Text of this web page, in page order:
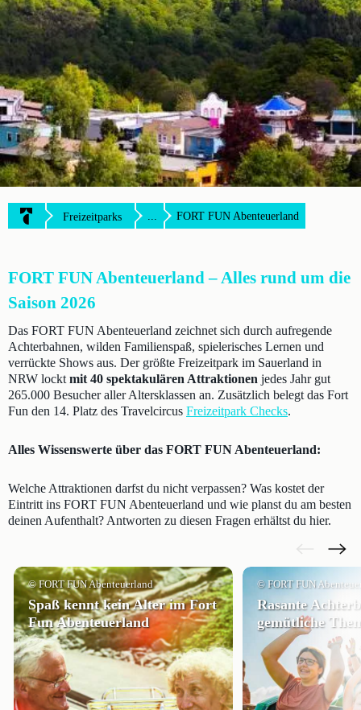
Freizeitparks ... FORT FUN Abenteuerland
FORT FUN Abenteuerland – Alles rund um die
Saison 2026
Das FORT FUN Abenteuerland zeichnet sich durch aufregende
Achterbahnen, wilden Familienspaß, spielerisches Lernen und
verrückte Shows aus. Der größte Freizeitpark im Sauerland in
NRW lockt mit 40 spektakulären Attraktionen jedes Jahr gut
265.000 Besucher aller Altersklassen an. Zusätzlich belegt das Fort
Fun den 14. Platz des Travelcircus Freizeitpark Checks.
Alles Wissenswerte über das FORT FUN Abenteuerland:
Welche Attraktionen darfst du nicht verpassen? Was kostet der
Eintritt ins FORT FUN Abenteuerland und wie planst du am besten
deinen Aufenthalt? Antworten zu diesen Fragen erhältst du hier.
© FORT FUN Abenteuerland
Spaß kennt kein Alter im Fort
Fun Abenteuerland
© FORT FUN
Rasante
gemütliche